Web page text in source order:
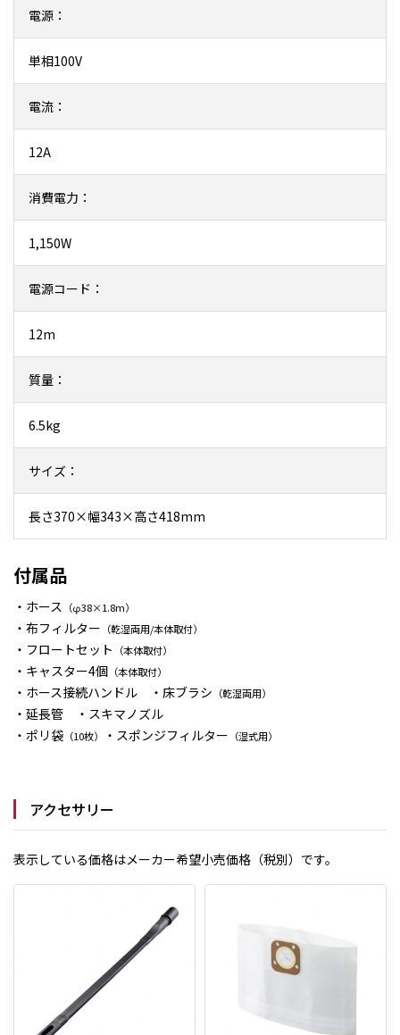
電源：
単相100V
電流：
12A
消費電力：
1,150W
電源コード：
12m
質量：
6.5kg
サイズ：
長さ370×幅343×高さ418mm
付属品
・ホース （φ38×1.8m）
・布フィルター （乾湿両用/本体取付）
・フロートセット （本体取付）
・キャスター4個 （本体取付）
・ホース接続ハンドル ・床ブラシ （乾湿両用）
・延長管 ・スキマノズル
・ポリ袋 （10枚） ・スポンジフィルター （湿式用）
アクセサリー
表示している価格はメーカー希望小売価格（税別）です。